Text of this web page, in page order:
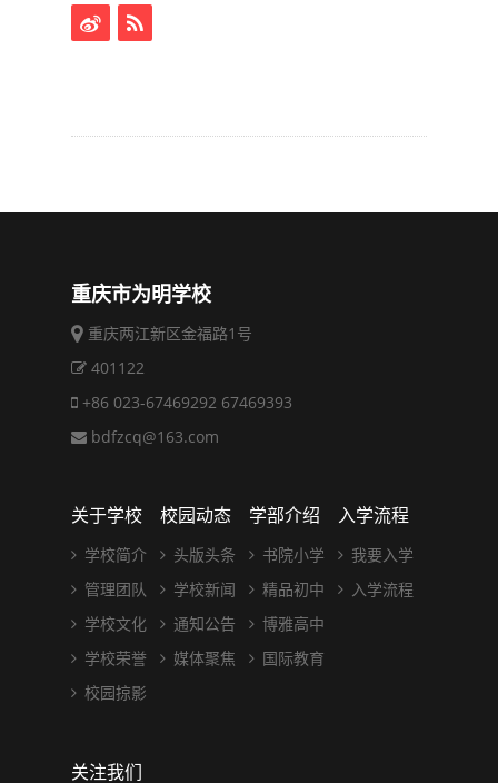
重庆市为明学校
重庆两江新区金福路1号
401122
+86 023-67469292 67469393
bdfzcq@163.com
关于学校
学校简介
管理团队
学校文化
学校荣誉
校园掠影
校园动态
头版头条
学校新闻
通知公告
媒体聚焦
学部介绍
书院小学
精品初中
博雅高中
国际教育
入学流程
我要入学
入学流程
关注我们